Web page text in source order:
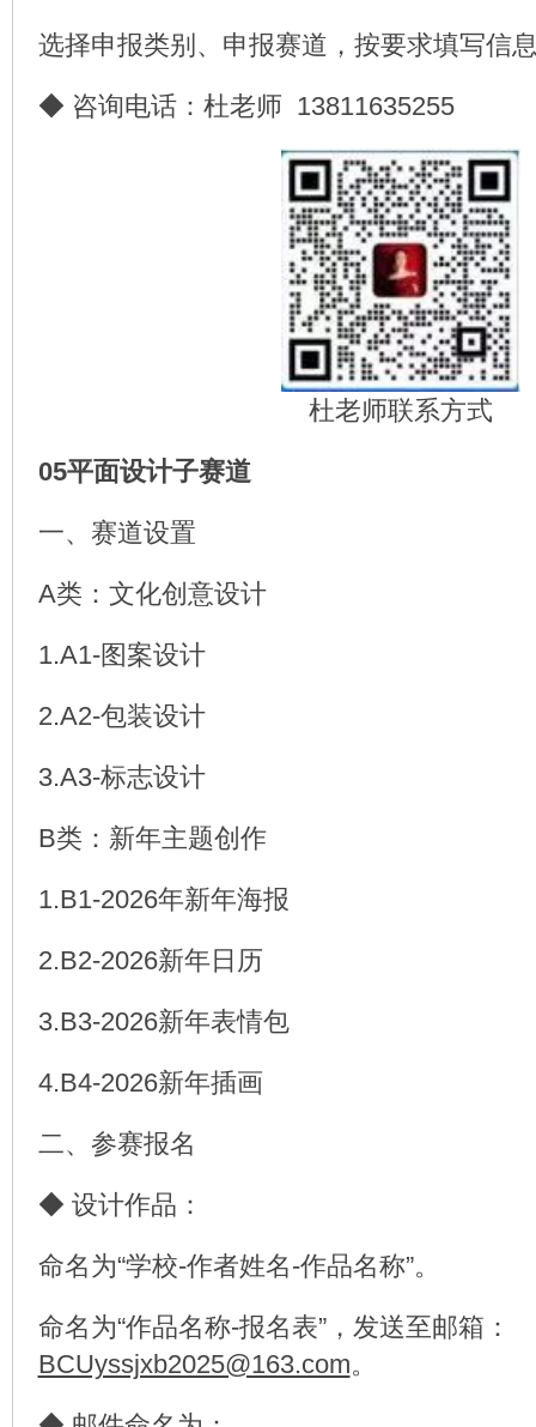
选择申报类别、申报赛道，按要求填写信
◆ 咨询电话：杜老师 13811635255
杜老师联系方式
05平面设计子赛道
一、赛道设置
A类：文化创意设计
1.A1-图案设计
2.A2-包装设计
3.A3-标志设计
B类：新年主题创作
1.B1-2026年新年海报
2.B2-2026新年日历
3.B3-2026新年表情包
4.B4-2026新年插画
二、参赛报名
◆ 设计作品：
命名为“学校-作者姓名-作品名称”。
命名为“作品名称-报名表”，发送至邮箱：
BCUyssjxb2025@163.com。